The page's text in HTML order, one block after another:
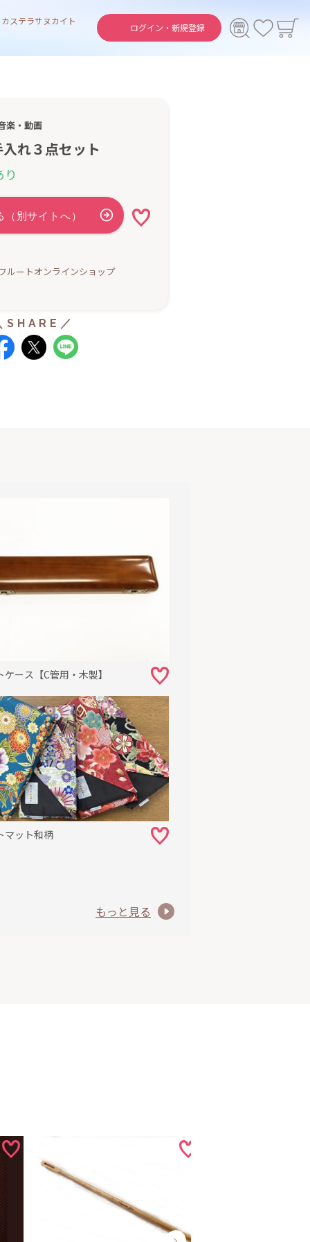
ログイン・ 新規登録
カステラサヌカイト
楽・動画
れ３点セット
り
ルートオンラインショップ
ース【C管用・木製】
マット和柄
もっと見る